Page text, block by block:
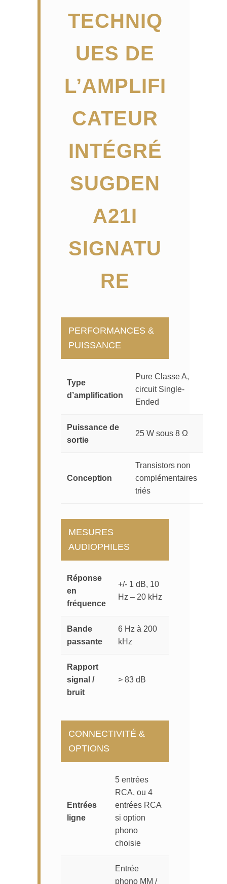
TECHNIQ
UES DE
L’AMPLIFI
CATEUR
INTÉGRÉ
SUGDEN
A21I
SIGNATU
RE
PERFORMANCES &
PUISSANCE
Type
d’amplification
Pure Classe A,
circuit Single-
Ended
Puissance de
sortie
25 W sous 8 Ω
Conception
Transistors non
complémentaires
triés
MESURES
AUDIOPHILES
Réponse
en
fréquence
+/- 1 dB, 10
Hz – 20 kHz
Bande
passante
6 Hz à 200
kHz
Rapport
signal /
bruit
> 83 dB
CONNECTIVITÉ &
OPTIONS
Entrées
ligne
5 entrées
RCA, ou 4
entrées RCA
si option
phono
choisie
Entrée
phono MM /